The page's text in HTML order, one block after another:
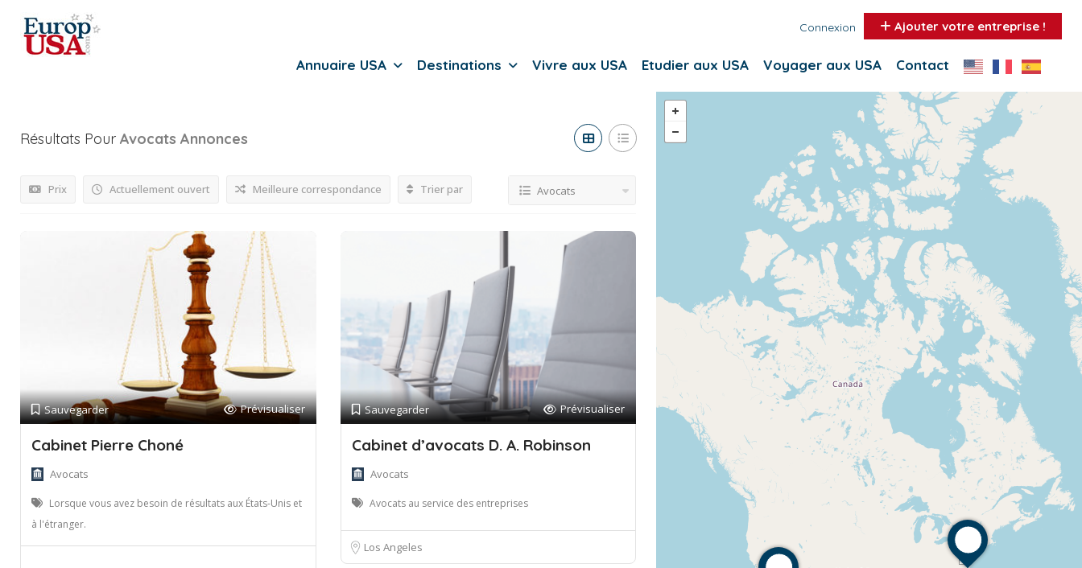
Connexion Ajouter votre entreprise !
Annuaire USA Destinations Vivre aux USA Etudier aux USA Voyager aux USA Contact
Résultats Pour Avocats Annonces
Prix Actuellement ouvert Meilleure correspondance Trier par Avocats
Sauvegarder Prévisualiser
Cabinet Pierre Choné
Avocats
Lorsque vous avez besoin de résultats aux États-Unis et
à l'étranger.
Sauvegarder Prévisualiser
Cabinet d’avocats D. A. Robinson
Avocats
Avocats au service des entreprises
Los Angeles